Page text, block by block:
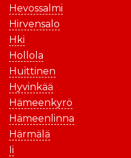
Hevossalmi
Hirvensalo
Hki
Hollola
Huittinen
Hyvinkää
Hämeenkyrö
Hämeenlinna
Härmälä
Ii